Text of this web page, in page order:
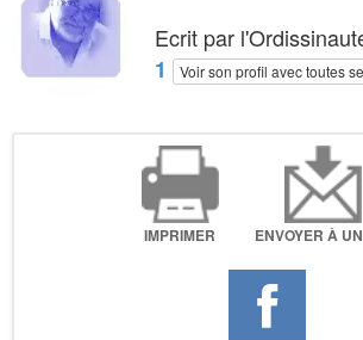
Ecrit par
1
Voir son profil avec toutes
IMPRIMER ENVOYER À